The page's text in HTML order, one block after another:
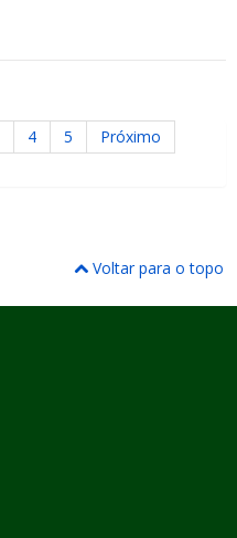
4 5
Próximo
Voltar para o topo